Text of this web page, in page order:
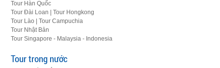
Tour Hàn Quốc
Tour Đài Loan | Tour Hongkong
Tour Lào | Tour Campuchia
Tour Nhật Bản
Tour Singapore - Malaysia - Indonesia
Tour trong nước